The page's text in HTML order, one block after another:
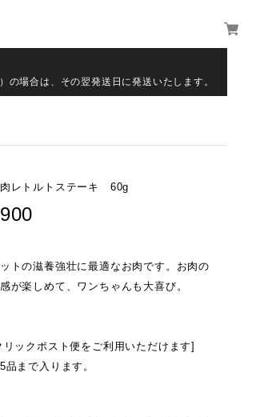
場合は、その翌発送日に発送いたします。
レトルトステーキ 60g
トの滋養強壮に最適なお肉です。お肉の
が楽しめて、ワンちゃんも大喜び。
リックポスト便をご利用いただけます]
まで入ります。